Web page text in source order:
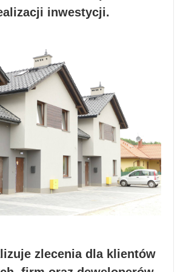
inwestycji.
zlecenia dla klientów